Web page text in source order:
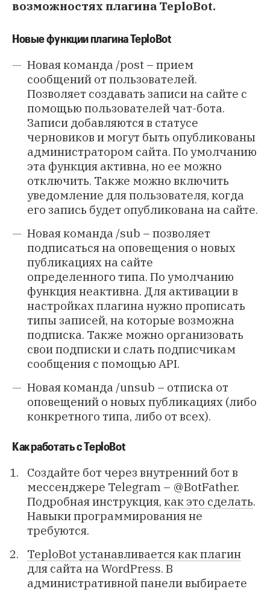
возможностях плагина TeploBot.
Новые функции плагина TeploBot
Новая команда /post – прием
сообщений от пользователей.
Позволяет создавать записи на сайте с
помощью пользователей чат-бота.
Записи добавляются в статусе
черновиков и могут быть опубликованы
администратором сайта. По умолчанию
эта функция активна, но ее можно
отключить. Также можно включить
уведомление для пользователя, когда
его запись будет опубликована на сайте.
Новая команда /sub – позволяет
подписаться на оповещения о новых
публикациях на сайте
определенного типа. По умолчанию
функция неактивна. Для активации в
настройках плагина нужно прописать
типы записей, на которые возможна
подписка. Также можно организовать
свои подписки и слать подписчикам
сообщения с помощью API.
Новая команда /unsub – отписка от
оповещений о новых публикациях (либо
конкретного типа, либо от всех).
Как работать с TeploBot
Создайте бот через внутренний бот в
мессенджере Telegram – @BotFather.
Подробная инструкция, как это сделать.
Навыки программирования не
требуются.
TeploBot устанавливается как плагин
для сайта на WordPress. В
административной панели выбираете